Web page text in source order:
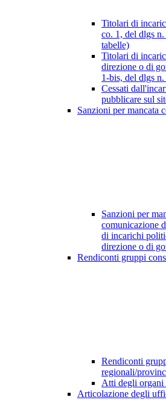
Titolari di
co. 1, del dlgs
tabelle)
Titolari di
direzione o di
1-bis, del dlgs
Cessati
pubblicare sul
Sanzioni per mancata
Sanzioni per
comunicazione
di incarichi
direzione o di
Rendiconti gruppi
Rendiconti
regionali/
Atti degli
Articolazione degli